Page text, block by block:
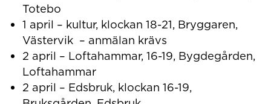
Totebo
1 april – kultur, klockan 18-21, Bryggaren,
Västervik – anmälan krävs
2 april – Loftahammar, 16-19, Bygdegården,
Loftahammar
2 april – Edsbruk, klockan 16-19,